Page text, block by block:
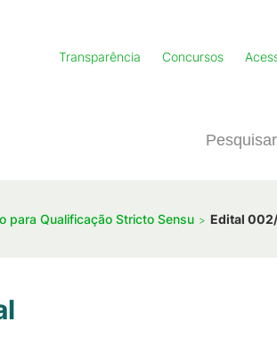
Transparência Concursos
para Qualificação Stricto Sensu Edital